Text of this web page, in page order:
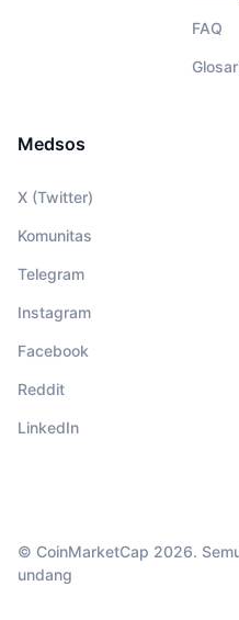
FAQ
Medsos
X (Twitter)
Komunitas
Telegram
Instagram
Facebook
Reddit
LinkedIn
© CoinMarketCap 2026.
undang